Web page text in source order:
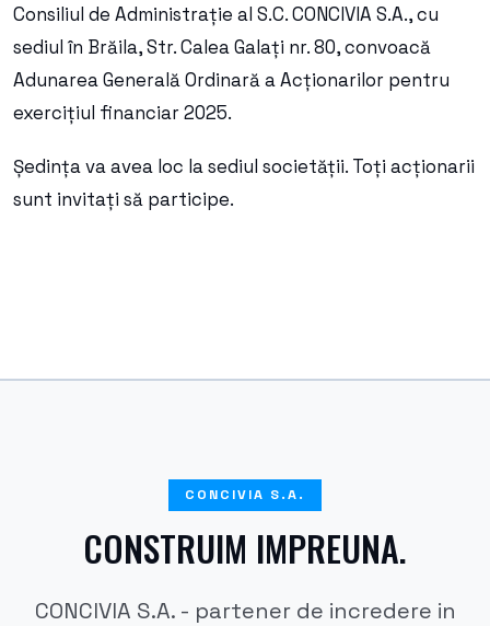
Consiliul de Administrație al S.C. CONCIVIA S.A., cu
sediul în Brăila, Str. Calea Galați nr. 80, convoacă
Adunarea Generală Ordinară a Acționarilor pentru
exercițiul financiar 2025.
Ședința va avea loc la sediul societății. Toți acționarii
sunt invitați să participe.
CONCIVIA S.A.
CONSTRUIM IMPREUNA.
CONCIVIA S.A. - partener de incredere in